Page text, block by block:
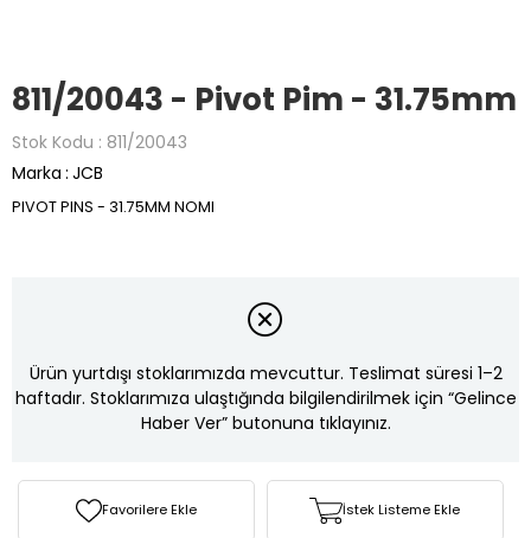
811/20043 - Pivot Pim - 31.75mm
Stok Kodu
811/20043
Marka : JCB
PIVOT PINS - 31.75MM NOMI
Ürün yurtdışı stoklarımızda mevcuttur. Teslimat süresi 1–2
haftadır. Stoklarımıza ulaştığında bilgilendirilmek için “Gelince
Haber Ver” butonuna tıklayınız.
Favorilere Ekle İstek Listeme Ekle